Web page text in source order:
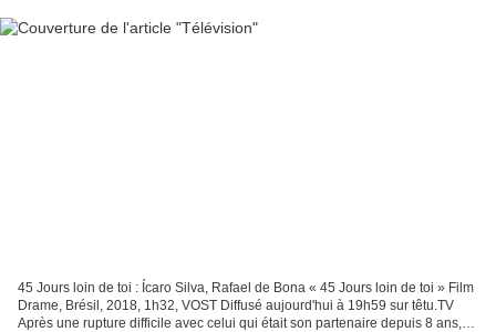
45 Jours loin de toi : Ícaro Silva, Rafael de Bona « 45 Jours loin de toi » Film
Drame, Brésil, 2018, 1h32, VOST Diffusé aujourd'hui à 19h59 sur têtu.TV
Après une rupture difficile avec celui qui était son partenaire depuis 8 ans,